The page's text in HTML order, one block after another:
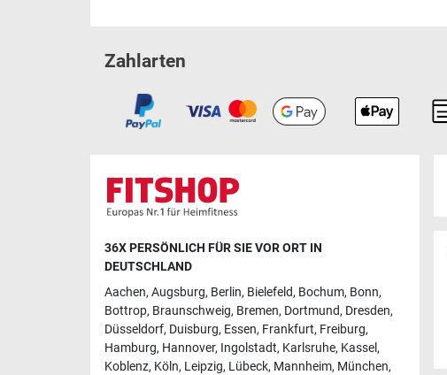
Zahlarten
36X PERSÖNLICH FÜR SIE VOR ORT IN
DEUTSCHLAND
Aachen, Augsburg, Berlin, Bielefeld, Bochum, Bonn,
Bottrop, Braunschweig, Bremen, Dortmund, Dresden,
Düsseldorf, Duisburg, Essen, Frankfurt, Freiburg,
Hamburg, Hannover, Ingolstadt, Karlsruhe, Kassel,
Koblenz, Köln, Leipzig, Lübeck, Mannheim, München,